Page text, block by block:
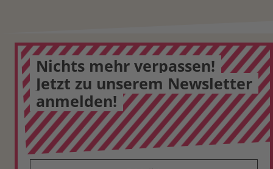
Nichts mehr verpassen!
Jetzt zu unserem Newsletter
anmelden!